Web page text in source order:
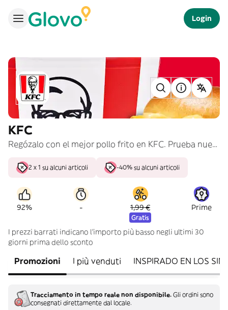
Login
KFC
Regózalo con el mejor pollo frito en KFC. Prueba nuestros cubos de #PolloPollo, burgers y menús para compartir.
2 x 1 su alcuni articoli -40% su alcuni articoli
92% - 1,99 €
Gratis
Prime
I prezzi barrati indicano l’importo più basso negli ultimi 30
giorni prima dello sconto
Promozioni I più venduti INSPIRADO EN LOS
Tracciamento in tempo reale non disponibile. Gli ordini sono
consegnati direttamente dal locale.